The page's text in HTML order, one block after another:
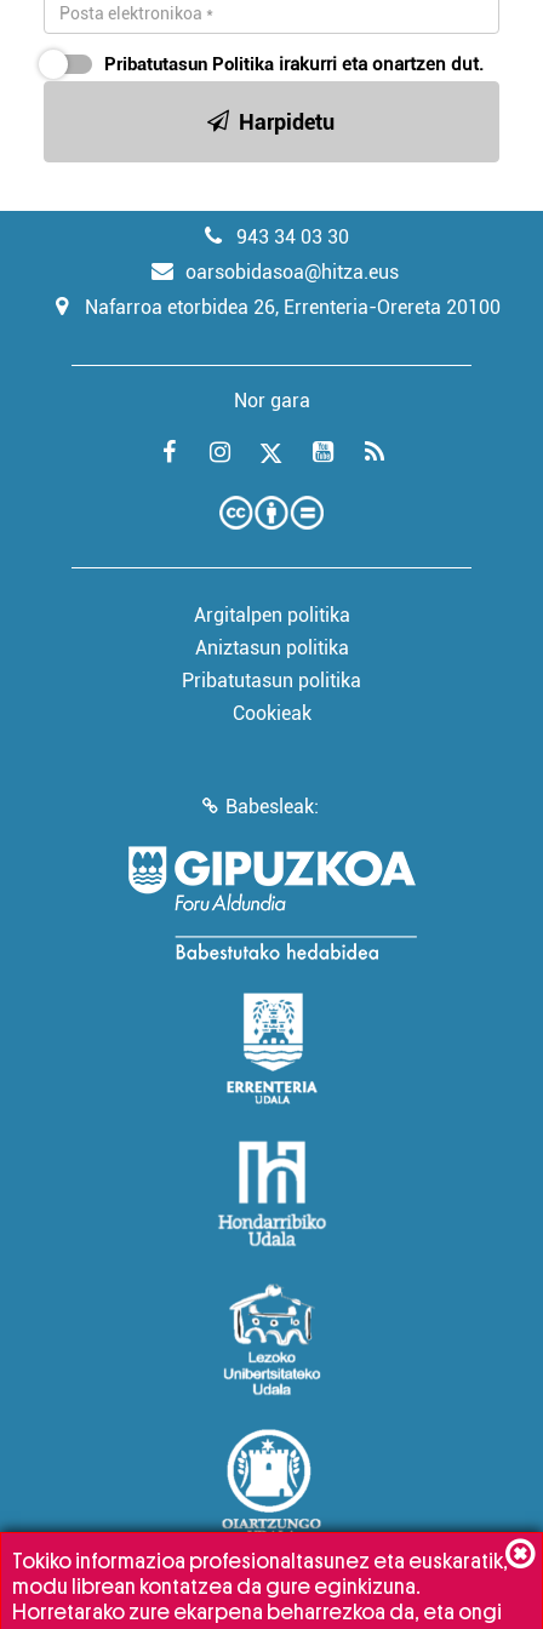
Pribatutasun Politika irakurri eta onartzen dut.
Harpidetu
943 34 03 30
oarsobidasoa@hitza.eus
Nafarroa etorbidea 26, Errenteria-Orereta 20100
Nor gara
Argitalpen politika
Aniztasun politika
Pribatutasun politika
Cookieak
Babesleak:
Tokiko informazioa profesionaltasunez eta euskaratik,
modu librean kontatzea da gure eginkizuna.
Horretarako zure ekarpena beharrezkoa da, eta ongi